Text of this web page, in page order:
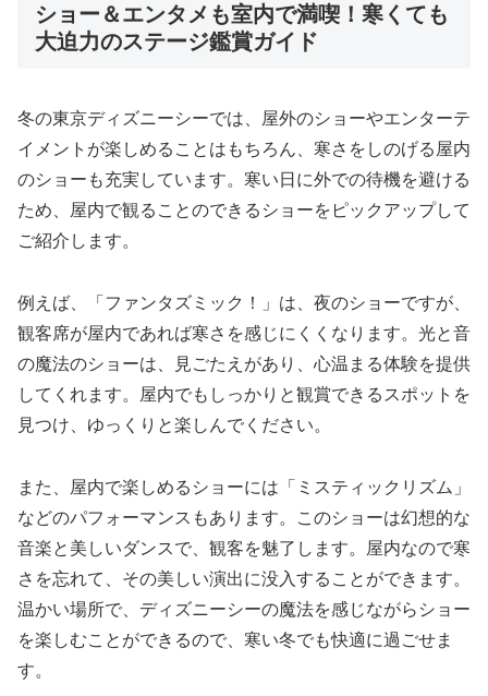
ショー＆エンタメも室内で満喫！寒くても
大迫力のステージ鑑賞ガイド
冬の東京ディズニーシーでは、屋外のショーやエンターテ
イメントが楽しめることはもちろん、寒さをしのげる屋内
のショーも充実しています。寒い日に外での待機を避ける
ため、屋内で観ることのできるショーをピックアップして
ご紹介します。
例えば、「ファンタズミック！」は、夜のショーですが、
観客席が屋内であれば寒さを感じにくくなります。光と音
の魔法のショーは、見ごたえがあり、心温まる体験を提供
してくれます。屋内でもしっかりと観賞できるスポットを
見つけ、ゆっくりと楽しんでください。
また、屋内で楽しめるショーには「ミスティックリズム」
などのパフォーマンスもあります。このショーは幻想的な
音楽と美しいダンスで、観客を魅了します。屋内なので寒
さを忘れて、その美しい演出に没入することができます。
温かい場所で、ディズニーシーの魔法を感じながらショー
を楽しむことができるので、寒い冬でも快適に過ごせま
す。